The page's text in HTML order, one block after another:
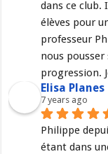
dans ce club.
élèves pour
professeur
nous
progression.
Elisa Planes
7 years ago
Philippe
étant dans